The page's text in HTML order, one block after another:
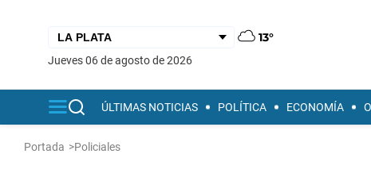
13°
jueves 06 de agosto de 2026
ÚLTIMAS NOTICIAS POLÍTICA ECONOMÍA
Portada >Policiales